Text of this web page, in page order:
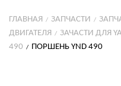
ГЛАВНАЯ ЗАПЧАСТИ
ДВИГАТЕЛЯ
ЗАЧАСТИ ДЛЯ
490
ПОРШЕНЬ YND 490